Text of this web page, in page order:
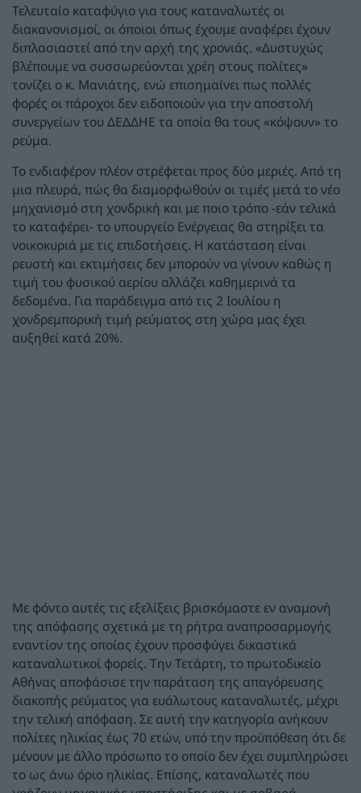
Τελευταίο καταφύγιο για τους καταναλωτές οι
διακανονισμοί, οι όποιοι όπως έχουμε αναφέρει έχουν
διπλασιαστεί από την αρχή της χρονιάς. «Δυστυχώς
βλέπουμε να συσσωρεύονται χρέη στους πολίτες»
τονίζει ο κ. Μανιάτης, ενώ επισημαίνει πως πολλές
φορές οι πάροχοι δεν ειδοποιούν για την αποστολή
συνεργείων του ΔΕΔΔΗΕ τα οποία θα τους «κόψουν» το
ρεύμα.
Το ενδιαφέρον πλέον στρέφεται προς δύο μεριές. Από τη
μια πλευρά, πώς θα διαμορφωθούν οι τιμές μετά το νέο
μηχανισμό στη χονδρική και με ποιο τρόπο -εάν τελικά
το καταφέρει- το υπουργείο Ενέργειας θα στηρίξει τα
νοικοκυριά με τις επιδοτήσεις. Η κατάσταση είναι
ρευστή και εκτιμήσεις δεν μπορούν να γίνουν καθώς η
τιμή του φυσικού αερίου αλλάζει καθημερινά τα
δεδομένα. Για παράδειγμα από τις 2 Ιουλίου η
χονδρεμπορική τιμή ρεύματος στη χώρα μας έχει
αυξηθεί κατά 20%.
Με φόντο αυτές τις εξελίξεις βρισκόμαστε εν αναμονή
της απόφασης σχετικά με τη ρήτρα αναπροσαρμογής
εναντίον της οποίας έχουν προσφύγει δικαστικά
καταναλωτικοί φορείς. Την Τετάρτη, το πρωτοδικείο
Αθήνας αποφάσισε την παράταση της απαγόρευσης
διακοπής ρεύματος για ευάλωτους καταναλωτές, μέχρι
την τελική απόφαση. Σε αυτή την κατηγορία ανήκουν
πολίτες ηλικίας έως 70 ετών, υπό την προϋπόθεση ότι δε
μένουν με άλλο πρόσωπο το οποίο δεν έχει συμπληρώσει
το ως άνω όριο ηλικίας. Επίσης, καταναλωτές που